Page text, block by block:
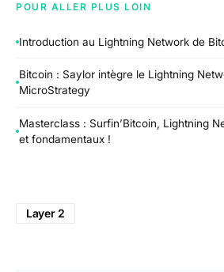
POUR ALLER PLUS LOIN
Introduction au Lightning Network de
Bitcoin : Saylor intègre le Lightning
MicroStrategy
Masterclass : Surfin’Bitcoin, Lightning
et fondamentaux !
Layer 2